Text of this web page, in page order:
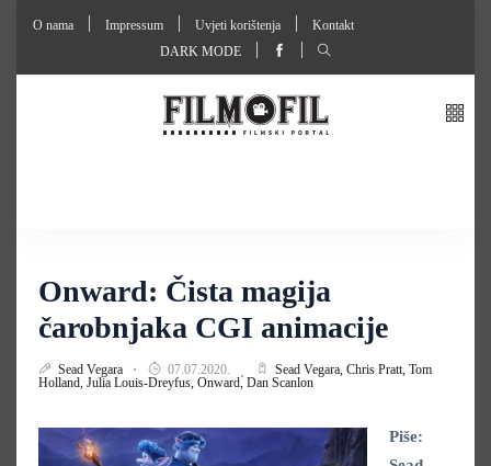
O nama Impressum Uvjeti korištenja
Kontakt
DARK MODE
Onward: Čista magija
čarobnjaka CGI animacije
Sead Vegara 07.07.2020. Sead Vegara, Chris Pratt, Tom
Holland, Julia Louis-Dreyfus, Onward, Dan Scanlon
Piše: